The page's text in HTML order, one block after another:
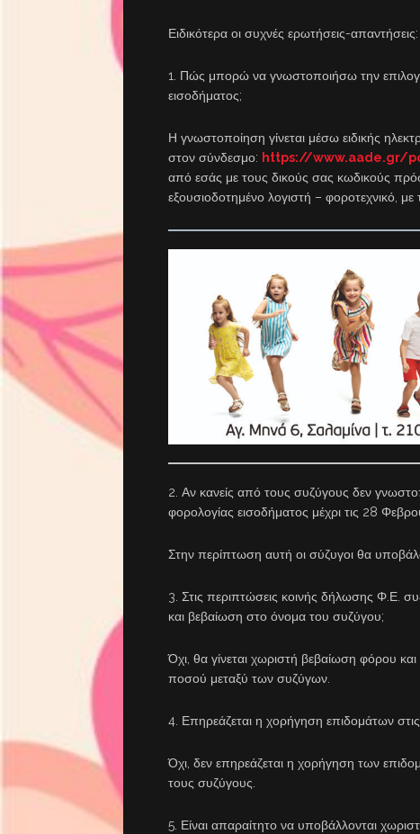
Ειδικότερα οι συχνές ερωτήσεις-απαντήσεις:
1. Πώς μπορώ να γνωστοποιήσω την
εισοδήματος;
Η γνωστοποίηση γίνεται μέσω ειδικής
στον σύνδεσμο: https://www.aade.gr/
από εσάς με τους δικούς σας κωδικούς
εξουσιοδοτημένο λογιστή – φοροτεχνικό,
2. Αν κανείς από τους συζύγους δεν
φορολογίας εισοδήματος μέχρι τις 28
Στην περίπτωση αυτή οι σύζυγοι θα
3. Στις περιπτώσεις κοινής δήλωσης Φ.Ε.
και βεβαίωση στο όνομα του συζύγου;
Όχι, θα γίνεται χωριστή βεβαίωση φόρου
ποσού μεταξύ των συζύγων.
4. Επηρεάζεται η χορήγηση επιδομάτων
Όχι, δεν επηρεάζεται η χορήγηση των
τους συζύγους.
5. Είναι απαραίτητο να υποβάλλονται